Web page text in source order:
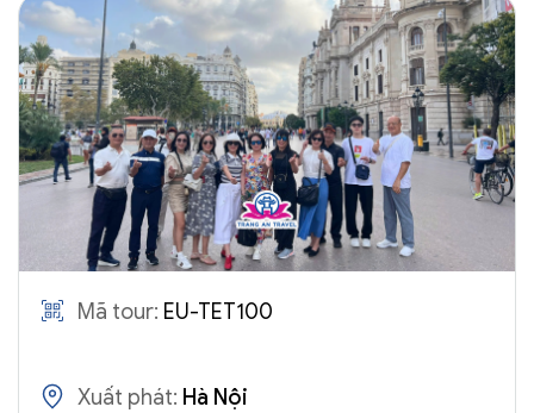
Mã tour: EU-TET100
Xuất phát: Hà Nội